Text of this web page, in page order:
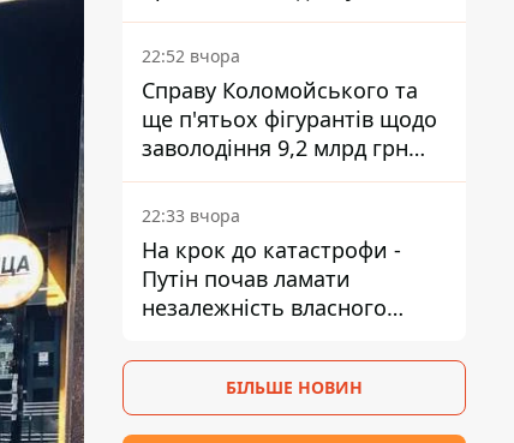
Марганці
22:52 вчора
Справу Коломойського та
ще п'ятьох фігурантів щодо
заволодіння 9,2 млрд грн
ПриватБанку скерували до
суду
22:33 вчора
На крок до катастрофи -
Путін почав ламати
незалежність власного
знизити базову ставку
БІЛЬШЕ НОВИН